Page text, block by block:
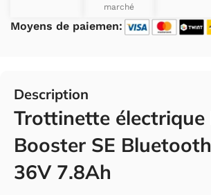
marché
Moyens de paiemen:
Description
Trottinette
Booster SE
36V 7.8Ah